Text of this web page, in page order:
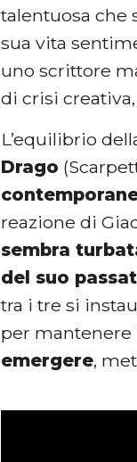
talentuosa che
sua vita
uno scrittore
di crisi
L’equilibrio
Drago
reazione di
sembra
del suo
tra i tre si
per mantenere
emergere,